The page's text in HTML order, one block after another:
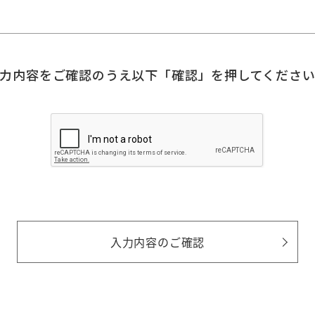
内容をご確認のうえ以下「確認」を押してくださ
入力内容のご確認